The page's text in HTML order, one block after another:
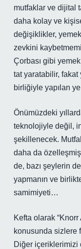
mutfaklar ve dijital
daha kolay ve
değişiklikler,
zevkini
Çorbası gibi
tat yaratabilir,
birliğiyle yapılan
Önümüzdeki
teknolojiyle değil,
şekillenecek.
daha da
de, bazı şeylerin
yapmanın ve
samimiyeti…
Kefta olarak “Knorr
konusunda sizlere
Diğer içeriklerimizi